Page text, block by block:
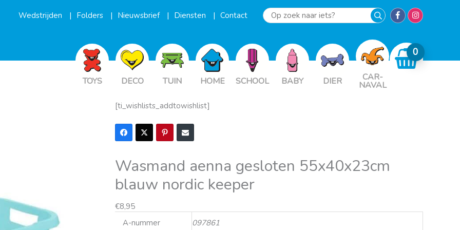
Wedstrijden Folders Nieuwsbrief Diensten Contact
Op
iets?
TOYS DECO TUIN HOME SCHOOL BABY DIER CAR-
NAVAL
[ti_wishlists_addtowishlist]
Wasmand aenna gesloten 55x40x23cm
blauw nordic keeper
€8,95
A-nummer
097861